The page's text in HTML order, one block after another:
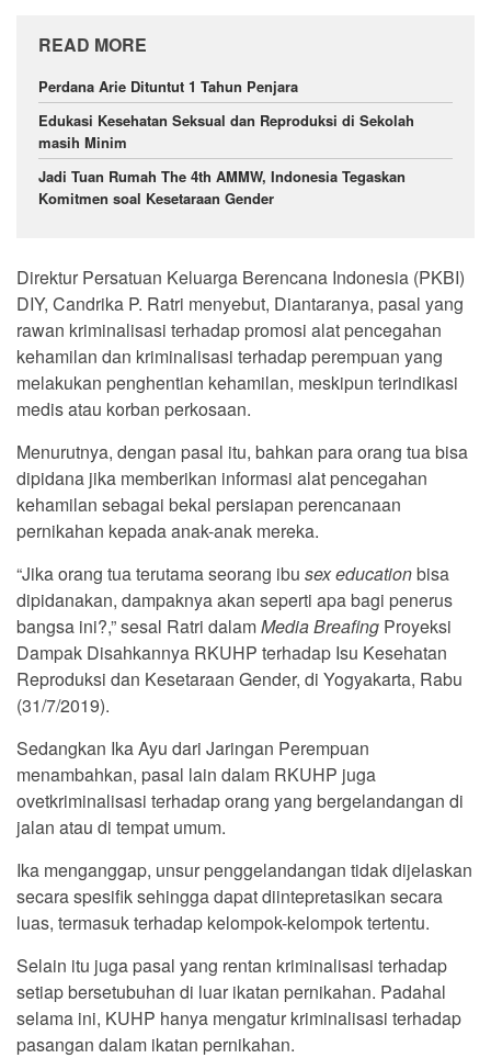
READ MORE
Perdana Arie Dituntut 1 Tahun Penjara
Edukasi Kesehatan Seksual dan Reproduksi di Sekolah
masih Minim
Jadi Tuan Rumah The 4th AMMW, Indonesia Tegaskan
Komitmen soal Kesetaraan Gender
Direktur Persatuan Keluarga Berencana Indonesia (PKBI)
DIY, Candrika P. Ratri menyebut, Diantaranya, pasal yang
rawan kriminalisasi terhadap promosi alat pencegahan
kehamilan dan kriminalisasi terhadap perempuan yang
melakukan penghentian kehamilan, meskipun terindikasi
medis atau korban perkosaan.
Menurutnya, dengan pasal itu, bahkan para orang tua bisa
dipidana jika memberikan informasi alat pencegahan
kehamilan sebagai bekal persiapan perencanaan
pernikahan kepada anak-anak mereka.
“Jika orang tua terutama seorang ibu sex educationbisa
dipidanakan, dampaknya akan seperti apa bagi penerus
bangsa ini?,” sesal Ratri dalamMedia Breafing Proyeksi
Dampak Disahkannya RKUHP terhadap Isu Kesehatan
Reproduksi dan Kesetaraan Gender, di Yogyakarta, Rabu
(31/7/2019).
Sedangkan Ika Ayu dari Jaringan Perempuan
menambahkan, pasal lain dalam RKUHP juga
ovetkriminalisasi terhadap orang yang bergelandangan di
jalan atau di tempat umum.
Ika menganggap, unsur penggelandangan tidak dijelaskan
secara spesifik sehingga dapat diintepretasikan secara
luas, termasuk terhadap kelompok-kelompok tertentu.
Selain itu juga pasal yang rentan kriminalisasi terhadap
setiap bersetubuhan di luar ikatan pernikahan. Padahal
selama ini, KUHP hanya mengatur kriminalisasi terhadap
pasangan dalam ikatan pernikahan.